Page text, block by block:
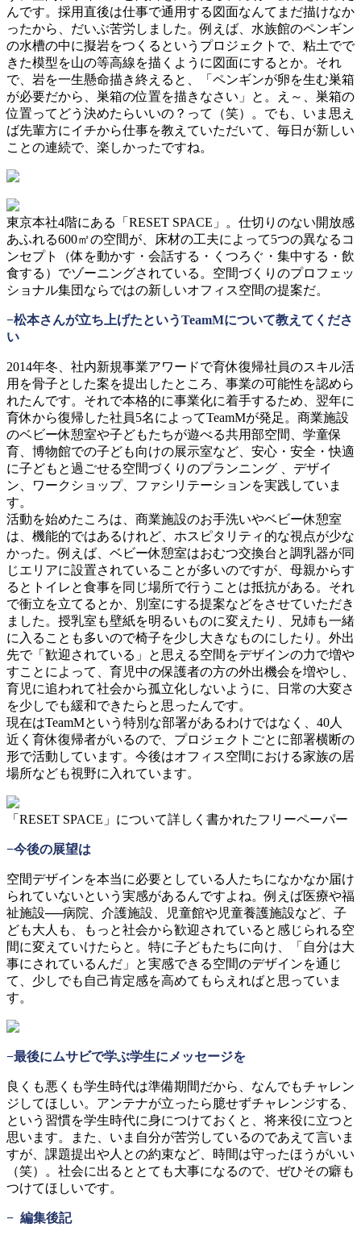
んです。採用直後は仕事で通用する図面なんてまだ描けなか
ったから、だいぶ苦労しました。例えば、水族館のペンギン
の水槽の中に擬岩をつくるというプロジェクトで、粘土でで
きた模型を山の等高線を描くように図面にするとか。それ
で、岩を一生懸命描き終えると、「ペンギンが卵を生む巣箱
が必要だから、巣箱の位置を描きなさい」と。え～、巣箱の
位置ってどう決めたらいいの？って（笑）。でも、いま思え
ば先輩方にイチから仕事を教えていただいて、毎日が新しい
ことの連続で、楽しかったですね。
東京本社4階にある「RESET SPACE」。仕切りのない開放感
あふれる600㎡の空間が、床材の工夫によって5つの異なるコ
ンセプト（体を動かす・会話する・くつろぐ・集中する・飲
食する）でゾーニングされている。空間づくりのプロフェッ
ショナル集団ならではの新しいオフィス空間の提案だ。
−松本さんが立ち上げたというTeamMについて教えてくださ
い
2014年冬、社内新規事業アワードで育休復帰社員のスキル活
用を骨子とした案を提出したところ、事業の可能性を認めら
れたんです。それで本格的に事業化に着手するため、翌年に
育休から復帰した社員5名によってTeamMが発足。商業施設
のベビー休憩室や子どもたちが遊べる共用部空間、学童保
育、博物館での子ども向けの展示室など、安心・安全・快適
に子どもと過ごせる空間づくりのプランニング 、デザイ
ン、ワークショップ、ファシリテーションを実践していま
す。
活動を始めたころは、商業施設のお手洗いやベビー休憩室
は、機能的ではあるけれど、ホスピタリティ的な視点が少な
かった。例えば、ベビー休憩室はおむつ交換台と調乳器が同
じエリアに設置されていることが多いのですが、母親からす
るとトイレと食事を同じ場所で行うことは抵抗がある。それ
で衝立を立てるとか、別室にする提案などをさせていただき
ました。授乳室も壁紙を明るいものに変えたり、兄姉も一緒
に入ることも多いので椅子を少し大きなものにしたり。外出
先で「歓迎されている」と思える空間をデザインの力で増や
すことによって、育児中の保護者の方の外出機会を増やし、
育児に追われて社会から孤立化しないように、日常の大変さ
を少しでも緩和できたらと思ったんです。
現在はTeamMという特別な部署があるわけではなく、40人
近く育休復帰者がいるので、プロジェクトごとに部署横断の
形で活動しています。今後はオフィス空間における家族の居
場所なども視野に入れています。
「RESET SPACE」について詳しく書かれたフリーペーパー
−今後の展望は
空間デザインを本当に必要としている人たちになかなか届け
られていないという実感があるんですよね。例えば医療や福
祉施設──病院、介護施設、児童館や児童養護施設など、子
ども大人も、もっと社会から歓迎されていると感じられる空
間に変えていけたらと。特に子どもたちに向け、「自分は大
事にされているんだ」と実感できる空間のデザインを通じ
て、少しでも自己肯定感を高めてもらえればと思っていま
す。
−最後にムサビで学ぶ学生にメッセージを
良くも悪くも学生時代は準備期間だから、なんでもチャレン
ジしてほしい。アンテナが立ったら臆せずチャレンジする、
という習慣を学生時代に身につけておくと、将来役に立つと
思います。また、いま自分が苦労しているのであえて言いま
すが、課題提出や人との約束など、時間は守ったほうがいい
（笑）。社会に出るととても大事になるので、ぜひその癖も
つけてほしいです。
− 編集後記